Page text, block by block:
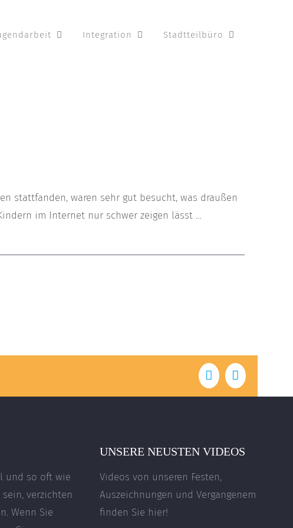
Integration Stadtteilbüro
stattfanden, waren sehr gut besucht, was draußen
im Internet nur schwer zeigen lässt …
Facebook
E-
Mail
und so oft wie
verzichten
Wenn Sie
UNSERE NEUSTEN VIDEOS
Videos von unseren Festen,
Auszeichnungen und Vergangenem
finden Sie hier!